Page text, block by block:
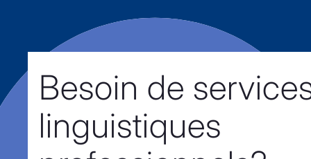
Besoin de
linguistiques